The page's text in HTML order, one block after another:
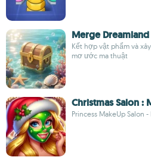
Merge Dreamland
Kết hợp vật phẩm và
mơ ước ma thuật
Christmas Salon :
Princess MakeUp Salon